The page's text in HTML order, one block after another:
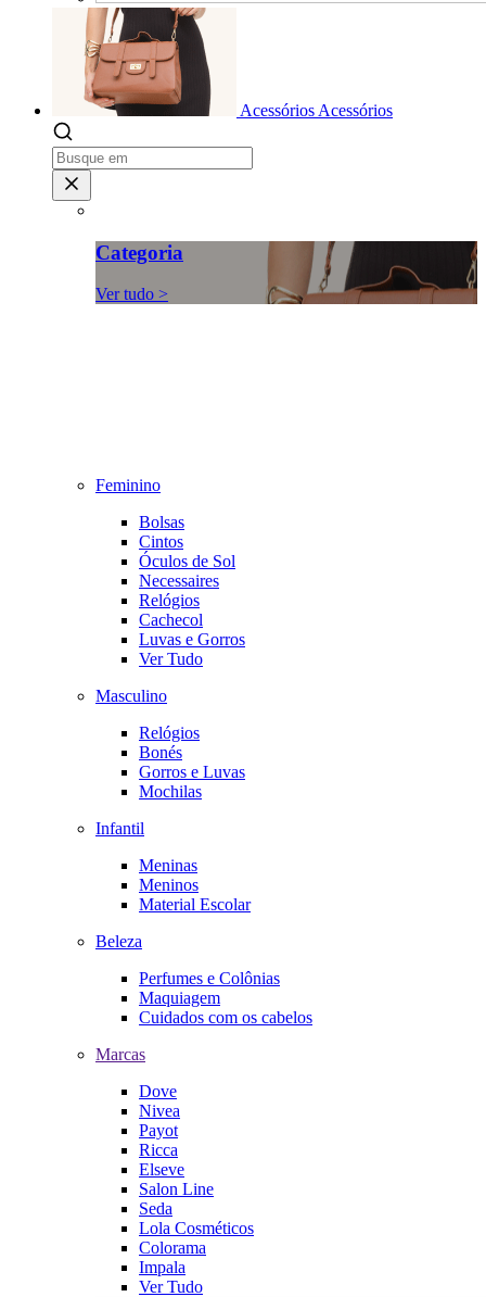
Acessórios Acessórios
Categoria
Ver tudo >
Feminino
Bolsas
Cintos
Óculos de Sol
Necessaires
Relógios
Cachecol
Luvas e Gorros
Ver Tudo
Masculino
Relógios
Bonés
Gorros e Luvas
Mochilas
Infantil
Meninas
Meninos
Material Escolar
Beleza
Perfumes e Colônias
Maquiagem
Cuidados com os cabelos
Marcas
Dove
Nivea
Payot
Ricca
Elseve
Salon Line
Seda
Lola Cosméticos
Colorama
Impala
Ver Tudo